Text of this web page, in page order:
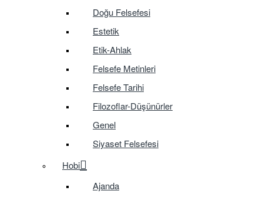
Doğu Felsefesi
Estetik
Etik-Ahlak
Felsefe Metinleri
Felsefe Tarihi
Filozoflar-Düşünürler
Genel
Siyaset Felsefesi
Hobi
Ajanda